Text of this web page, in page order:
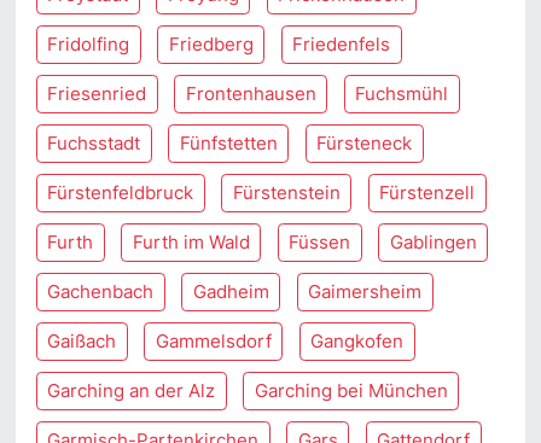
Fridolfing Friedberg Friedenfels
Friesenried Frontenhausen Fuchsmühl
Fuchsstadt Fünfstetten Fürsteneck
Fürstenfeldbruck Fürstenstein Fürstenzell
Furth Furth im Wald Füssen Gablingen
Gachenbach Gadheim Gaimersheim
Gaißach Gammelsdorf Gangkofen
Garching an der Alz Garching bei München